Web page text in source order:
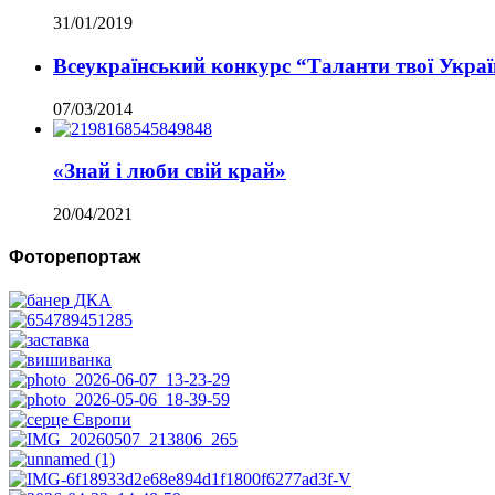
31/01/2019
Всеукраїнський конкурс “Таланти твої
07/03/2014
«Знай і люби свій край»
20/04/2021
Фоторепортаж